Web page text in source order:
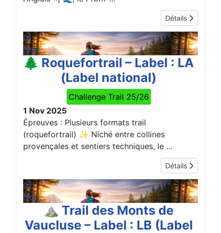
Détails
01
Nov
🌲 Roquefortrail – Label : LA
(Label national)
Challenge Trail 25/26
1 Nov 2025
Épreuves : Plusieurs formats trail
(roquefortrail) ✨ Niché entre collines
provençales et sentiers techniques, le ...
Détails
02
Nov
⛰️ Trail des Monts de
Vaucluse – Label : LB (Label